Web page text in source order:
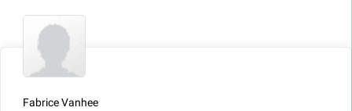
Fabrice Vanhee